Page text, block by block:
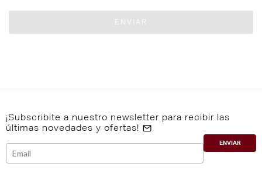
ENVIAR
¡Subscribite a nuestro newsletter para recibir las
últimas novedades y ofertas!